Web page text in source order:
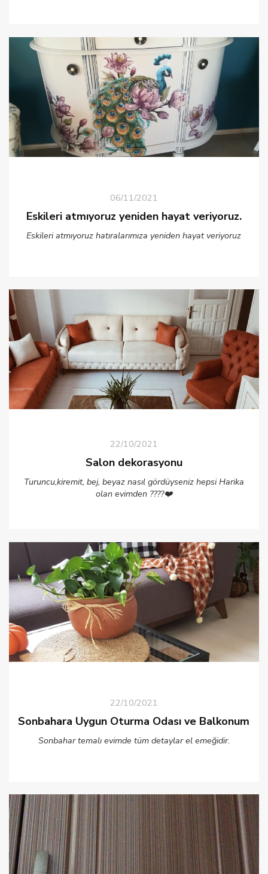
06/11/2021
Eskileri atmıyoruz yeniden hayat veriyoruz.
Eskileri atmıyoruz hatıralarımıza yeniden hayat veriyoruz
22/10/2021
Salon dekorasyonu
Turuncu,kiremit, bej, beyaz nasıl gördüyseniz hepsi Harika
olan evimden ????❤️
22/10/2021
Sonbahara Uygun Oturma Odası ve Balkonum
Sonbahar temalı evimde tüm detaylar el emeğidir.